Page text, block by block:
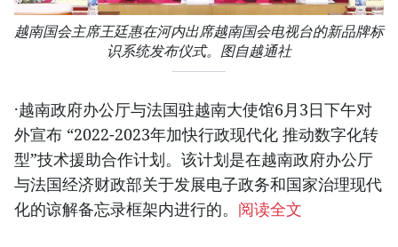
越南国会主席王廷惠在河内出席越南国会电视台的新品牌标
识系统发布仪式。图自越通社
·越南政府办公厅与法国驻越南大使馆6月3日下午对
外宣布 “2022-2023年加快行政现代化 推动数字化转
型”技术援助合作计划。该计划是在越南政府办公厅
与法国经济财政部关于发展电子政务和国家治理现代
化的谅解备忘录框架内进行的。 阅读全文